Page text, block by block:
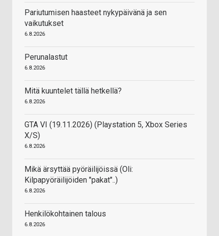
Pariutumisen haasteet nykypäivänä ja sen
vaikutukset
6.8.2026
Perunalastut
6.8.2026
Mitä kuuntelet tällä hetkellä?
6.8.2026
GTA VI (19.11.2026) (Playstation 5, Xbox Series
X/S)
6.8.2026
Mikä ärsyttää pyöräilijöissä (Oli:
Kilpapyöräilijöiden "pakat"..)
6.8.2026
Henkilökohtainen talous
6.8.2026